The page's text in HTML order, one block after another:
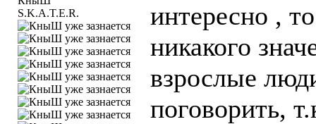
S.K.A.T.E.R.
интересно ,
никакого
взрослые
поговорить,